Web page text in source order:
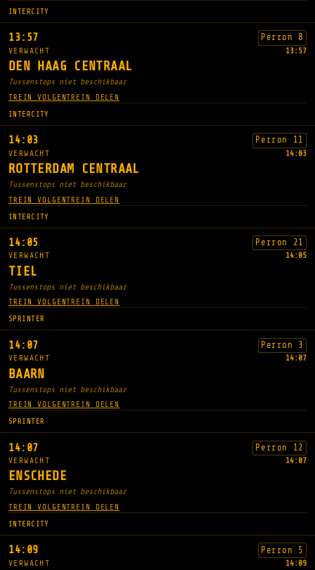
INTERCITY
13:57 Perron 8
VERWACHT 13:57
DEN HAAG CENTRAAL
Tussenstops niet beschikbaar
TREIN VOLGENTREIN DELEN
INTERCITY
14:03 Perron 11
VERWACHT 14:03
ROTTERDAM CENTRAAL
Tussenstops niet beschikbaar
TREIN VOLGENTREIN DELEN
INTERCITY
14:05 Perron 21
VERWACHT 14:05
TIEL
Tussenstops niet beschikbaar
TREIN VOLGENTREIN DELEN
SPRINTER
14:07 Perron 3
VERWACHT 14:07
BAARN
Tussenstops niet beschikbaar
TREIN VOLGENTREIN DELEN
SPRINTER
14:07 Perron 12
VERWACHT 14:07
ENSCHEDE
Tussenstops niet beschikbaar
TREIN VOLGENTREIN DELEN
INTERCITY
14:09 Perron 5
VERWACHT 14:09